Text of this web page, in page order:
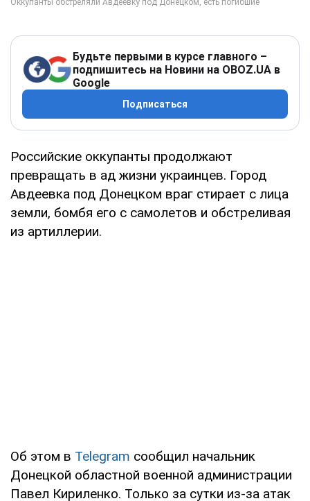
Будьте первыми в курсе главного –
подпишитесь на Новини на OBOZ.UA в
Google
Подписаться
Российские оккупанты продолжают
превращать в ад жизни украинцев. Город
Авдеевка под Донецком враг стирает с лица
земли, бомбя его с самолетов и обстреливая
из артиллерии.
Об этом в Telegram сообщил начальник
Донецкой областной военной администрации
Павел Кириленко. Только за сутки из-за атак